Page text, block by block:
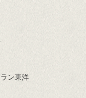
ン東洋